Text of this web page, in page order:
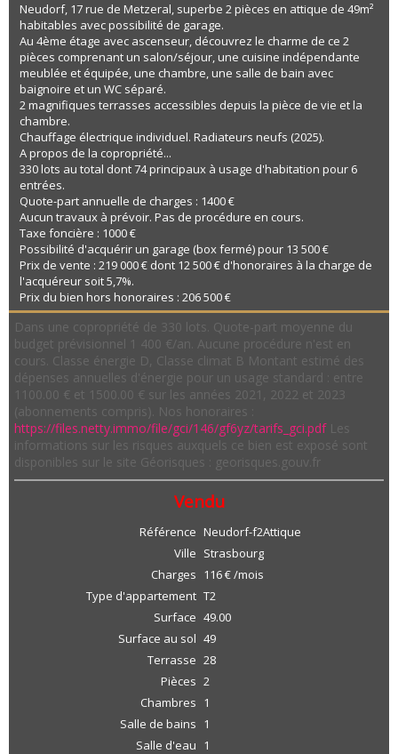
Neudorf, 17 rue de Metzeral, superbe 2 pièces en attique de 49m²
habitables avec possibilité de garage.
Au 4ème étage avec ascenseur, découvrez le charme de ce 2
pièces comprenant un salon/séjour, une cuisine indépendante
meublée et équipée, une chambre, une salle de bain avec
baignoire et un WC séparé.
2 magnifiques terrasses accessibles depuis la pièce de vie et la
chambre.
Chauffage électrique individuel. Radiateurs neufs (2025).
A propos de la copropriété...
330 lots au total dont 74 principaux à usage d'habitation pour 6
entrées.
Quote-part annuelle de charges : 1400 €
Aucun travaux à prévoir. Pas de procédure en cours.
Taxe foncière : 1000 €
Possibilité d'acquérir un garage (box fermé) pour 13 500 €
Prix de vente : 219 000 € dont 12 500 € d'honoraires à la charge de
l'acquéreur soit 5,7%.
Prix du bien hors honoraires : 206 500 €
Dans une copropriété de 330 lots. Quote-part moyenne du
budget prévisionnel 1 400 €/an. Aucune procédure n'est en
cours. Classe énergie D, Classe climat B Montant estimé des
dépenses annuelles d'énergie pour un usage standard : entre
1100.00 € et 1500.00 € sur les années 2021, 2022 et 2023
(abonnements compris). Nos honoraires :
https://files.netty.immo/file/gci/146/gf6yz/tarifs_gci.pdfLes
informations sur les risques auxquels ce bien est exposé sont
disponibles sur le site Géorisques : georisques.gouv.fr
Vendu
Référence Neudorf-f2Attique
Ville Strasbourg
Charges 116 € /mois
Type d'appartement T2
Surface 49.00
Surface au sol 49
Terrasse 28
Pièces 2
Chambres 1
Salle de bains 1
Salle d'eau 1